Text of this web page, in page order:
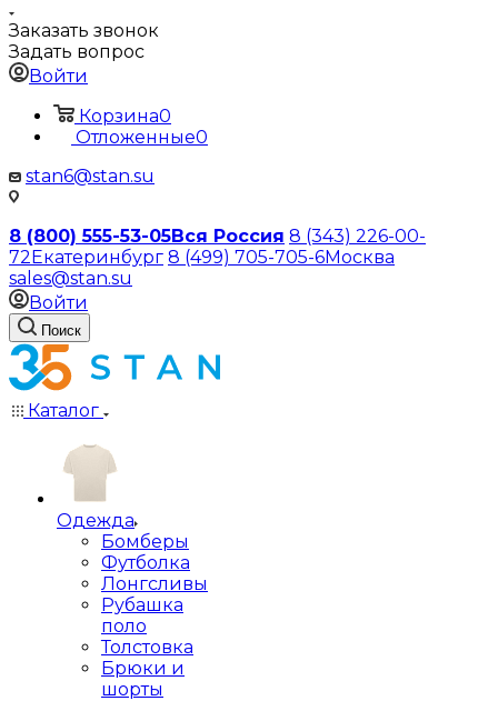
Заказать звонок
Задать вопрос
Войти
Корзина0
Отложенные0
stan6@stan.su
8 (800) 555-53-05Вся Россия 8 (343) 226-00-
72Екатеринбург 8 (499) 705-705-6Москва
sales@stan.su
Войти
Поиск
Каталог
Одежда
Бомберы
Футболка
Лонгсливы
Рубашка
поло
Толстовка
Брюки и
шорты